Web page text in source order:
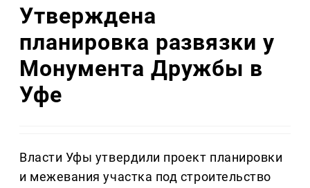
Утверждена
планировка развязки у
Монумента Дружбы в
Уфе
Власти Уфы утвердили проект планировки
и межевания участка под строительство